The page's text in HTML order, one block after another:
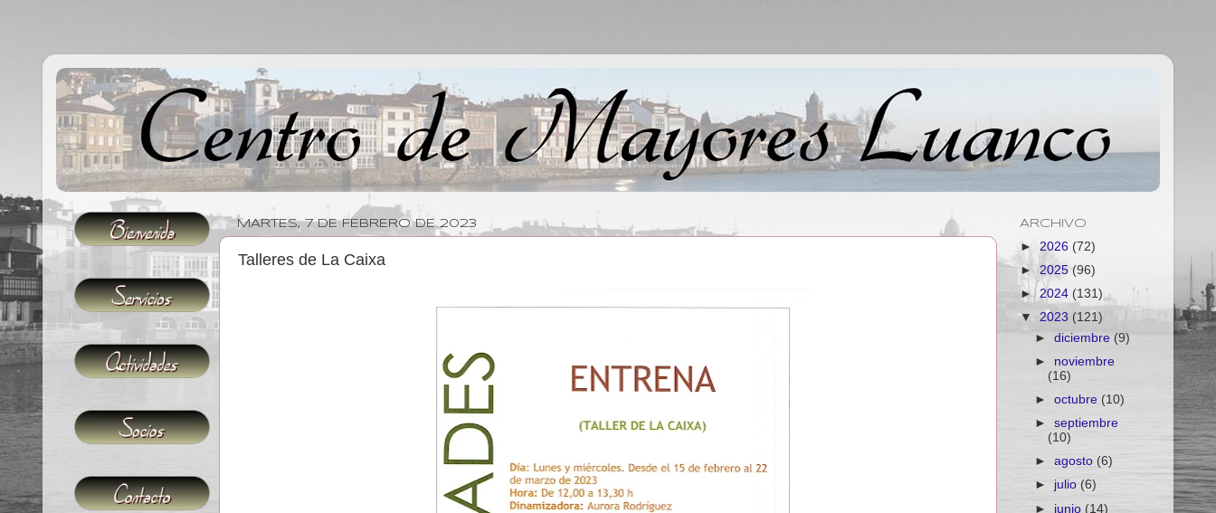
MARTES, 7 DE FEBRERO DE 2023
Talleres de La Caixa
ARCHIVO
► 2026 (72)
► 2025 (96)
► 2024 (131)
▼ 2023 (121)
►diciembre (9)
► noviembre
(16)
►octubre (10)
►septiembre
(10)
►agosto (6)
► julio (6)
► junio(14)